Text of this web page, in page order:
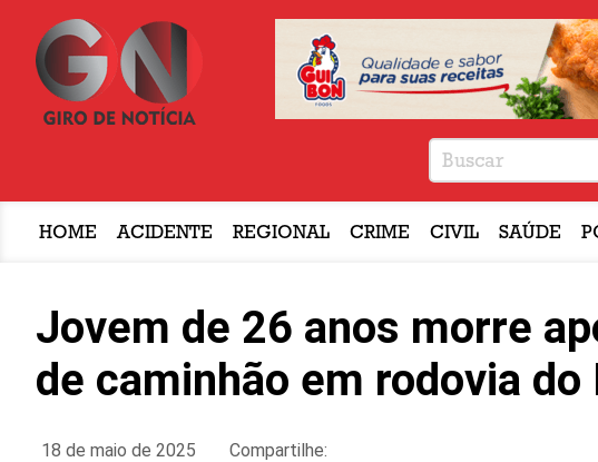
HOME ACIDENTE REGIONAL CRIME CIVIL SAÚDE
Jovem de 26 anos morre
de caminhão em rodovia do
18 de maio de 2025 Compartilhe: